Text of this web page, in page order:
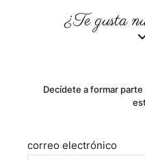
¿Te gusta
Decídete a formar
correo electrónico